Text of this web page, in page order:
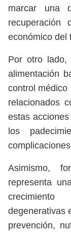
marcar una
económico del
Por otro lado,
alimentación
control médico
relacionados
estas
los
Asimismo,
representa
degenerativas
prevención,